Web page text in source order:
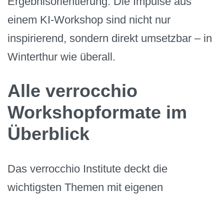
einem KI-Workshop sind nicht nur
inspirierend, sondern direkt umsetzbar – in
Winterthur wie überall.
Alle verrocchio
Workshopformate im
Überblick
Das verrocchio Institute deckt die
wichtigsten Themen mit eigenen